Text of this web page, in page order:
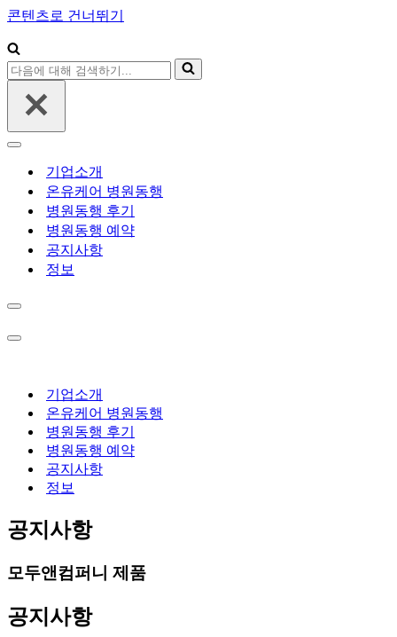
콘텐츠로 건너뛰기
다
음
해
기...
내
기업소개
온유케어 병원동행
병원동행 후기
병원동행 예약
공지사항
정보
내
게
내
기업소개
온유케어 병원동행
병원동행 후기
병원동행 예약
공지사항
정보
공지사항
모두앤컴퍼니 제품
공지사항